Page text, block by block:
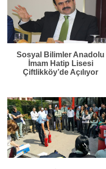
Sosyal Bilimler Anadolu
İmam Hatip Lisesi
Çiftlikköy’de Açılıyor